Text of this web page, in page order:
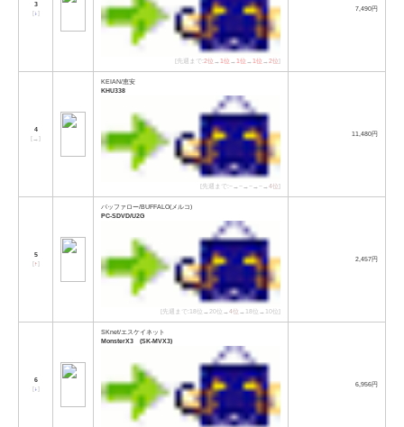
3
[↓]
[先週まで:2位 →1位 →1位 →1位 →2位]
7,490円
4
[
]
KEIAN/恵安
KHU338
[先週まで:−→−→−→−→4位]
11,480円
5
[↑]
バッファロー/BUFFALO(メルコ)
PC-SDVD/U2G
[先週まで:18位→20位→4位 →18位→10位]
2,457円
6
[↓]
SKnet/エスケイネット
MonsterX3 (SK-MVX3)
6,956円